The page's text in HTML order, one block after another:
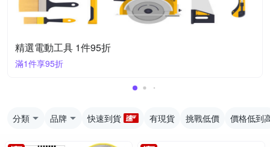
精選電動工具 1件95折
滿1件享95折
分類 品牌 快速到貨 有現貨 挑戰低價 價格低到